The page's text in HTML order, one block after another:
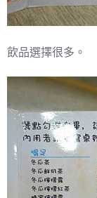
飲品選擇很多。